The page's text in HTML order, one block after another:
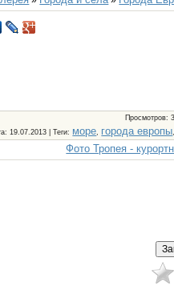
Просмотров:
: 19.07.2013 |Теги: море города европы
Фото Тропея -